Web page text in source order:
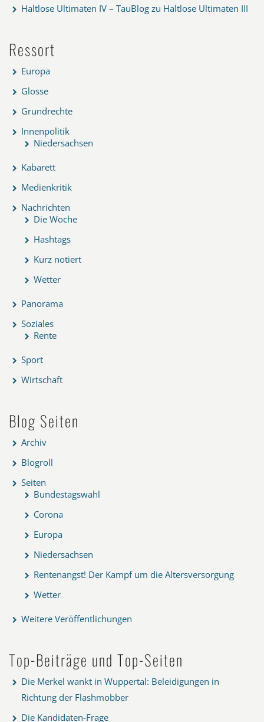
Haltlose Ultimaten IV – TauBlog zu Haltlose Ultimaten III
Ressort
Europa
Glosse
Grundrechte
Innenpolitik
Niedersachsen
Kabarett
Medienkritik
Nachrichten
Die Woche
Hashtags
Kurz notiert
Wetter
Panorama
Soziales
Rente
Sport
Wirtschaft
Blog Seiten
Archiv
Blogroll
Seiten
Bundestagswahl
Corona
Europa
Niedersachsen
Rentenangst! Der Kampf um die Altersversorgung
Wetter
Weitere Veröffentlichungen
Top-Beiträge und Top-Seiten
Die Merkel wankt in Wuppertal: Beleidigungen in
Richtung der Flashmobber
Die Kandidaten-Frage